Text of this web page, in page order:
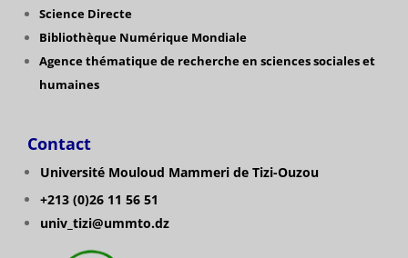
Science Directe
Bibliothèque Numérique Mondiale
Agence thématique de recherche en sciences sociales et
humaines
Contact
Université Mouloud Mammeri de Tizi-Ouzou
+213 (0)26 11 56 51
univ_tizi@ummto.dz